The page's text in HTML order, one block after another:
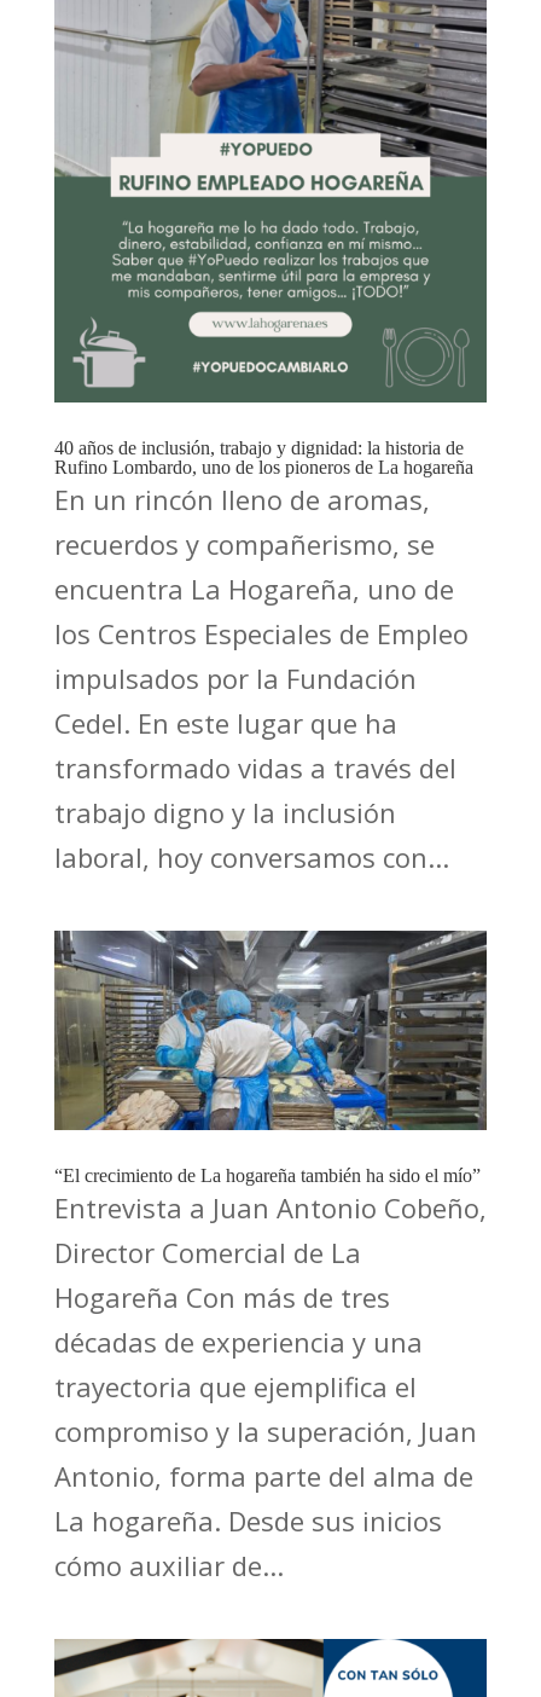
40 años de inclusión, trabajo y dignidad: la historia de
Rufino Lombardo, uno de los pioneros de La hogareña
En un rincón lleno de aromas,
recuerdos y compañerismo, se
encuentra La Hogareña, uno de
los Centros Especiales de Empleo
impulsados por la Fundación
Cedel. En este lugar que ha
transformado vidas a través del
trabajo digno y la inclusión
laboral, hoy conversamos con...
“El crecimiento de La hogareña también ha sido el mío”
Entrevista a Juan Antonio Cobeño,
Director Comercial de La
Hogareña Con más de tres
décadas de experiencia y una
trayectoria que ejemplifica el
compromiso y la superación, Juan
Antonio, forma parte del alma de
La hogareña. Desde sus inicios
cómo auxiliar de...